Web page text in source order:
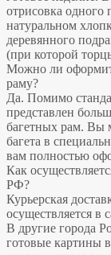
отрисовка одного
натуральном
деревянного
(при которой
Можно ли
раму?
Да. Помимо
представлен
багетных рам. Вы
багета в
вам полностью
Как
РФ?
Курьерская
осуществляется в
В другие города
готовые картины